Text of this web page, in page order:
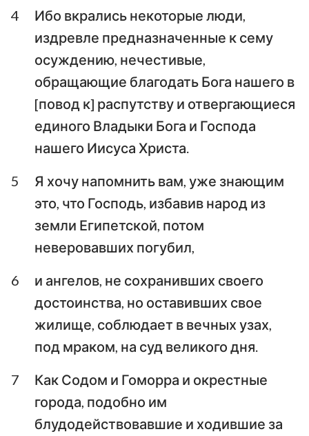
Первое послание
Иоанна
Иоанна
Третье послание
Иоанна
Послание Иуды
Откровение Иоанна
4
Ибо вкрались некоторые люди,
издревле предназначенные к сему
осуждению, нечестивые,
обращающие благодать Бога нашего в
[повод к] распутству и отвергающиеся
единого Владыки Бога и Господа
нашего Иисуса Христа.
5
Я хочу напомнить вам, уже знающим
это, что Господь, избавив народ из
земли Египетской, потом
неверовавших погубил,
6
и ангелов, не сохранивших своего
достоинства, но оставивших свое
жилище, соблюдает в вечных узах,
под мраком, на суд великого дня.
7
Как Содом и Гоморра и окрестные
города, подобно им
блудодействовавшие и ходившие за